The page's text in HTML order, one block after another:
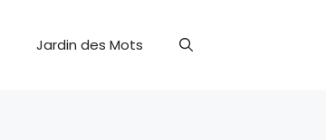
Jardin des Mots